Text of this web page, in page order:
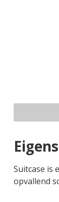
Suitcase is
opvallend